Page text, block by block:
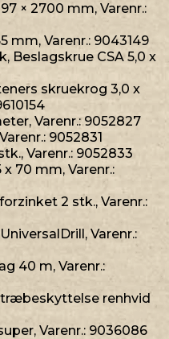
× 2700 mm, Varenr.:
mm, Varenr.: 9043149
Beslagskrue CSA 5,0 x
skruekrog 3,0 x
Varenr.: 9052827
9052831
Varenr.: 9052833
70 mm, Varenr.:
2 stk., Varenr.:
Varenr.:
40 m, Varenr.:
renhvid
Varenr.: 9036086